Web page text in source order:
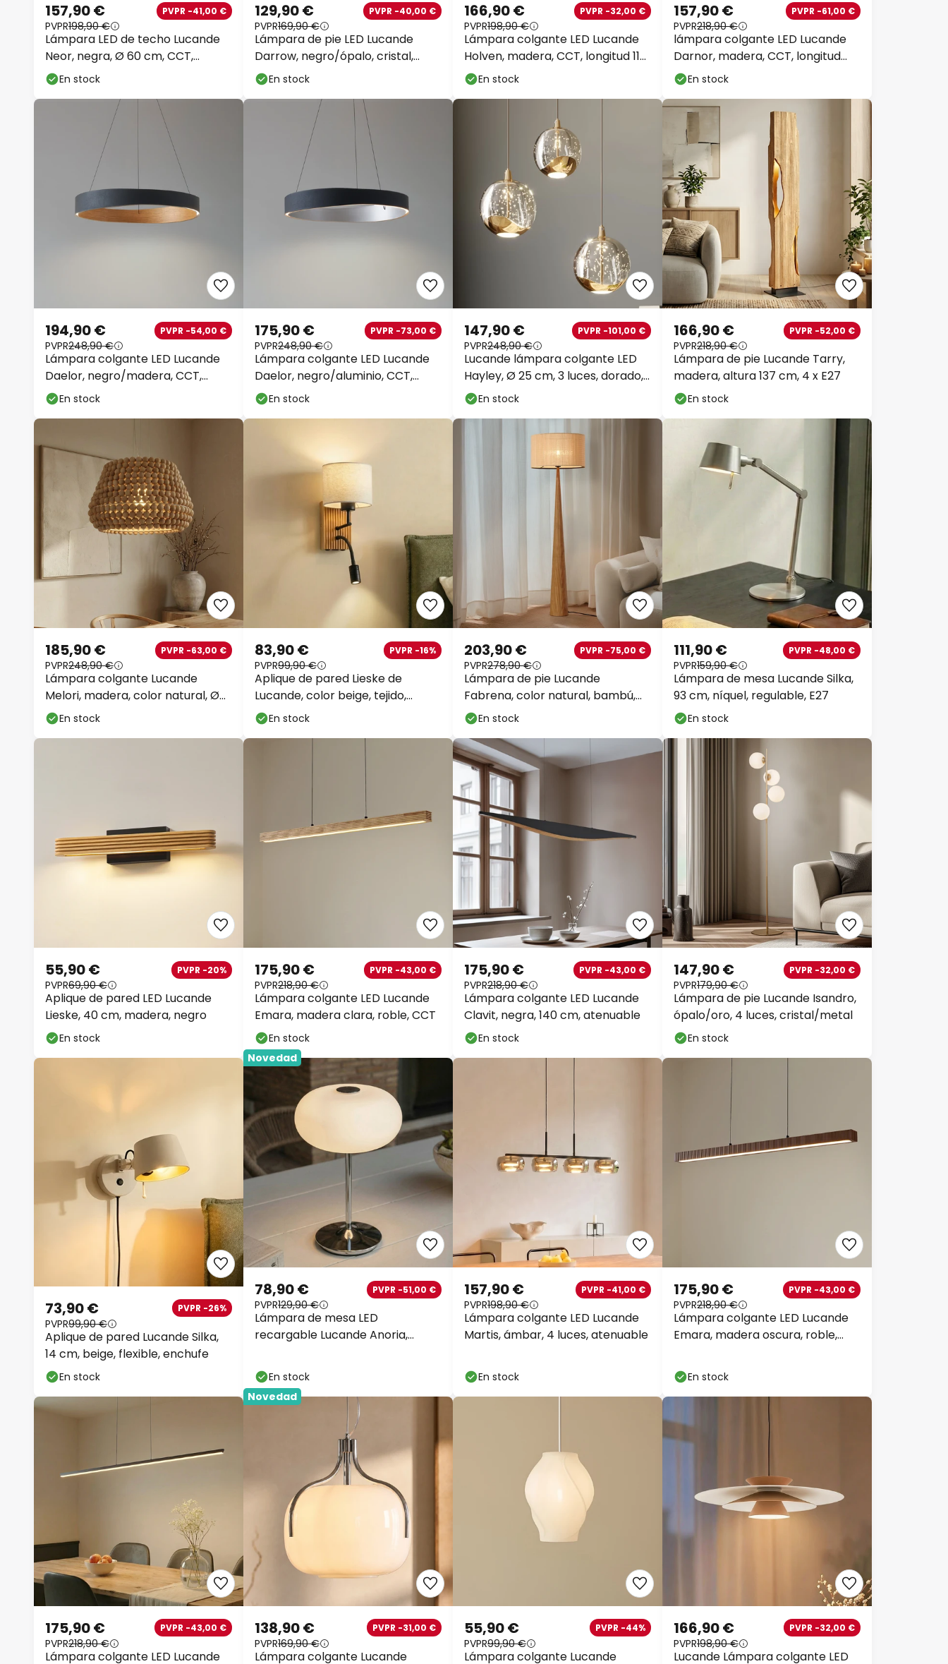
Lámpara LED de techo Lucande
Neor, negra, Ø 60 cm, CCT,
atenuable
157,90 € PVPR -41,00 €
PVPR198,90 €
En stock
Lámpara de pie LED Lucande
Darrow, negro/ópalo, cristal,
atenuable
129,90 € PVPR -40,00 €
PVPR169,90 €
En stock
Lámpara colgante LED Lucande
Holven, madera, CCT, longitud 113
cm
166,90 € PVPR -32,00 €
PVPR198,90 €
En stock
lámpara colgante LED Lucande
Darnor, madera, CCT, longitud
100 cm
157,90 € PVPR -61,00 €
PVPR218,90 €
En stock
Lámpara colgante LED Lucande
Daelor, negro/madera, CCT,
atenuable
194,90 € PVPR -54,00 €
PVPR248,90 €
En stock
Lámpara colgante LED Lucande
Daelor, negro/aluminio, CCT,
atenuable
175,90 € PVPR -73,00 €
PVPR248,90 €
En stock
Lucande lámpara colgante LED
Hayley, Ø 25 cm, 3 luces, dorado,
cristal
147,90 € PVPR -101,00 €
PVPR248,90 €
En stock
Lámpara de pie Lucande Tarry,
madera, altura 137 cm, 4 x E27
166,90 € PVPR -52,00 €
PVPR218,90 €
En stock
Lámpara colgante Lucande
Melori, madera, color natural, Ø
51 cm, E27
185,90 € PVPR -63,00 €
PVPR248,90 €
En stock
Aplique de pared Lieske de
Lucande, color beige, tejido,
casquillo E27, brazo
83,90 € PVPR -16%
PVPR99,90 €
En stock
Lámpara de pie Lucande
Fabrena, color natural, bambú,
altura 138 cm
203,90 € PVPR -75,00 €
PVPR278,90 €
En stock
Lámpara de mesa Lucande Silka,
93 cm, níquel, regulable, E27
111,90 € PVPR -48,00 €
PVPR159,90 €
En stock
Aplique de pared LED Lucande
Lieske, 40 cm, madera, negro
55,90 € PVPR -20%
PVPR69,90 €
En stock
Lámpara colgante LED Lucande
Emara, madera clara, roble, CCT
175,90 € PVPR -43,00 €
PVPR218,90 €
En stock
Lámpara colgante LED Lucande
Clavit, negra, 140 cm, atenuable
175,90 € PVPR -43,00 €
PVPR218,90 €
En stock
Lámpara de pie Lucande Isandro,
ópalo/oro, 4 luces, cristal/metal
147,90 € PVPR -32,00 €
PVPR179,90 €
En stock
Aplique de pared Lucande Silka,
14 cm, beige, flexible, enchufe
73,90 € PVPR -26%
PVPR99,90 €
En stock
Novedad
Lámpara de mesa LED
recargable Lucande Anoria,
78,90 € PVPR -51,00 €
PVPR129,90 €
En stock
Lámpara colgante LED Lucande
Martis, ámbar, 4 luces, atenuable
157,90 € PVPR -41,00 €
PVPR198,90 €
En stock
Lámpara colgante LED Lucande
Emara, madera oscura, roble,
175,90 € PVPR -43,00 €
PVPR218,90 €
En stock
Lámpara colgante LED Lucande
175,90 € PVPR -43,00 €
PVPR218,90 €
Novedad
Lámpara colgante Lucande
138,90 € PVPR -31,00 €
PVPR169,90 €
Lámpara colgante Lucande
55,90 € PVPR -44%
PVPR99,90 €
Lucande Lámpara colgante LED
166,90 € PVPR -32,00 €
PVPR198,90 €